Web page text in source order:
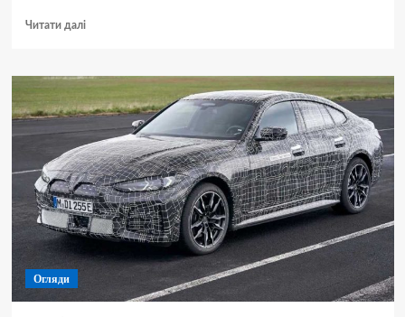
Читати даліДокладніше
e-
Sportback
Стильный
и
мощный
электрический
кроссовер
Огляди